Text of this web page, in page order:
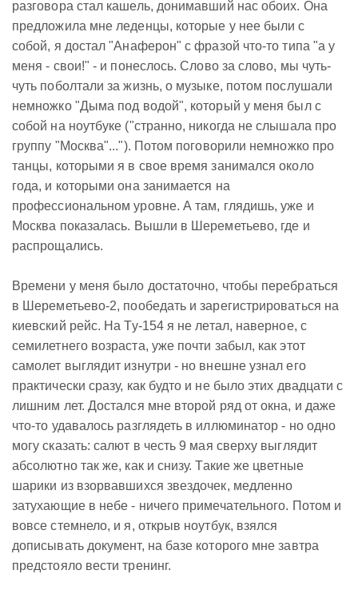
разговора стал кашель, донимавший нас обоих. Она
предложила мне леденцы, которые у нее были с
собой, я достал "Анаферон" с фразой что-то типа "а у
меня - свои!" - и понеслось. Слово за слово, мы чуть-
чуть поболтали за жизнь, о музыке, потом послушали
немножко "Дыма под водой", который у меня был с
собой на ноутбуке ("странно, никогда не слышала про
группу "Москва"..."). Потом поговорили немножко про
танцы, которыми я в свое время занимался около
года, и которыми она занимается на
профессиональном уровне. А там, глядишь, уже и
Москва показалась. Вышли в Шереметьево, где и
распрощались.
Времени у меня было достаточно, чтобы перебраться
в Шереметьево-2, пообедать и зарегистрироваться на
киевский рейс. На Ту-154 я не летал, наверное, с
семилетнего возраста, уже почти забыл, как этот
самолет выглядит изнутри - но внешне узнал его
практически сразу, как будто и не было этих двадцати с
лишним лет. Достался мне второй ряд от окна, и даже
что-то удавалось разглядеть в иллюминатор - но одно
могу сказать: салют в честь 9 мая сверху выглядит
абсолютнотак же, как и снизу. Такие же цветные
шарики из взорвавшихся звездочек, медленно
затухающие в небе - ничего примечательного. Потом и
вовсе стемнело, и я, открыв ноутбук, взялся
дописывать документ, на базе которого мне завтра
предстояло вести тренинг.